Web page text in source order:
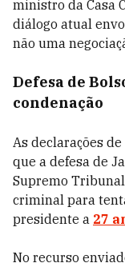
ministro da Casa
diálogo atual
não uma
Defesa de
condenação
As declarações
que a defesa de
Supremo
criminal para
presidente a 27
No recurso